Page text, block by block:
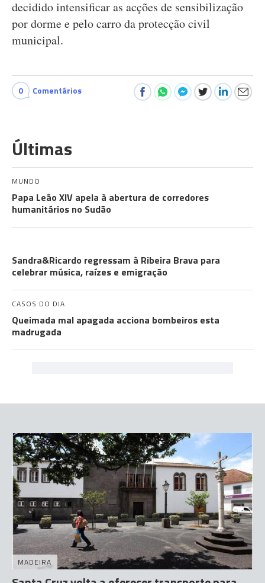
decidido intensificar as acções de sensibilização
por dorme e pelo carro da protecção civil
municipal.
0 Comentários
Últimas
MUNDO
Papa Leão XIV apela à abertura de corredores
humanitários no Sudão
Sandra&Ricardo regressam à Ribeira Brava para
celebrar música, raízes e emigração
CASOS DO DIA
Queimada mal apagada acciona bombeiros esta
madrugada
MADEIRA